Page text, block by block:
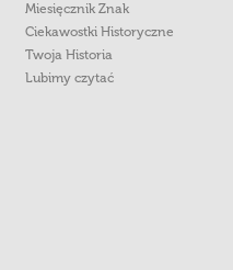
Miesięcznik Znak
Ciekawostki Historyczne
Twoja Historia
Lubimy czytać